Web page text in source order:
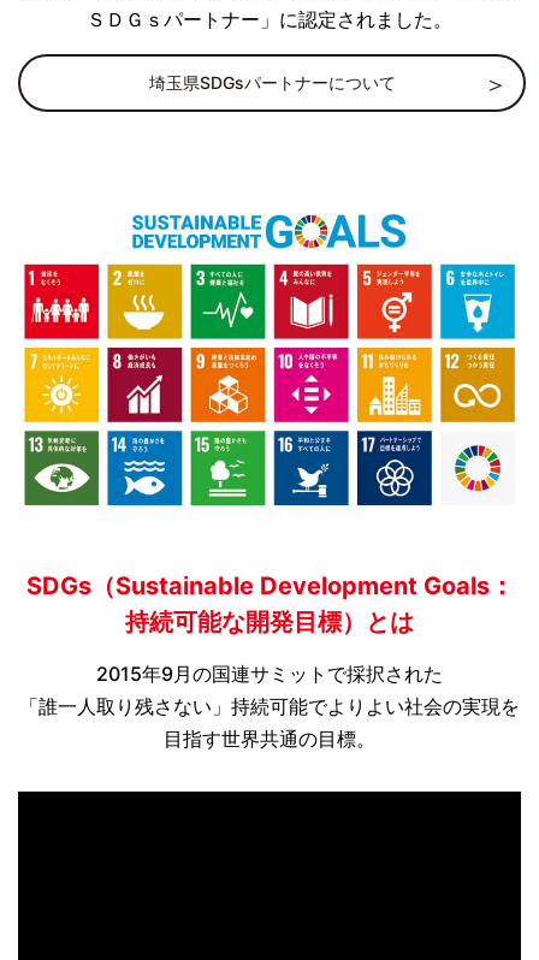
ＳＤＧｓパートナー」に認定されました。
埼玉県SDGsパートナーについて
SDGs（Sustainable Development Goals：
持続可能な開発目標）とは
2015年9月の国連サミットで採択された
「誰一人取り残さない」持続可能でよりよい社会の実現を
目指す世界共通の目標。